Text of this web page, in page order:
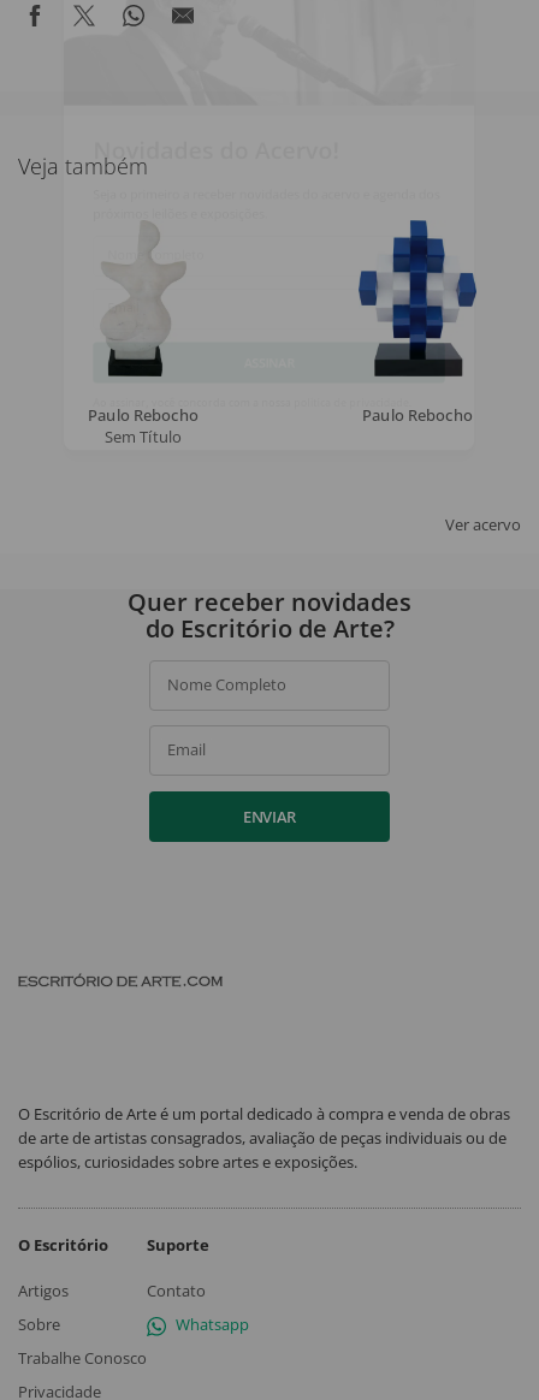
Veja também
Paulo Rebocho
Sem Título
Paulo Rebocho
Ver acervo
próximos leilões e exposições.
Nome Completo
Ao assinar, você concorda com a nossa
Quer receber novidades
do Escritório de Arte?
Nome Completo
Email
ENVIAR
O Escritório de Arte é um portal dedicado à compra e venda de obras
de arte de artistas consagrados, avaliação de peças individuais ou de
espólios, curiosidades sobre artes e exposições.
O Escritório
Artigos
Sobre
Trabalhe Conosco
Privacidade
Suporte
Contato
Whatsapp